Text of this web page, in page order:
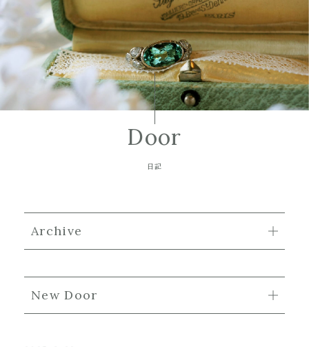
Door
日記
Archive
New Door